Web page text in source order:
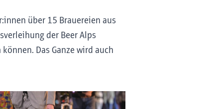
über 15 Brauereien aus
der Beer Alps
Das Ganze wird auch